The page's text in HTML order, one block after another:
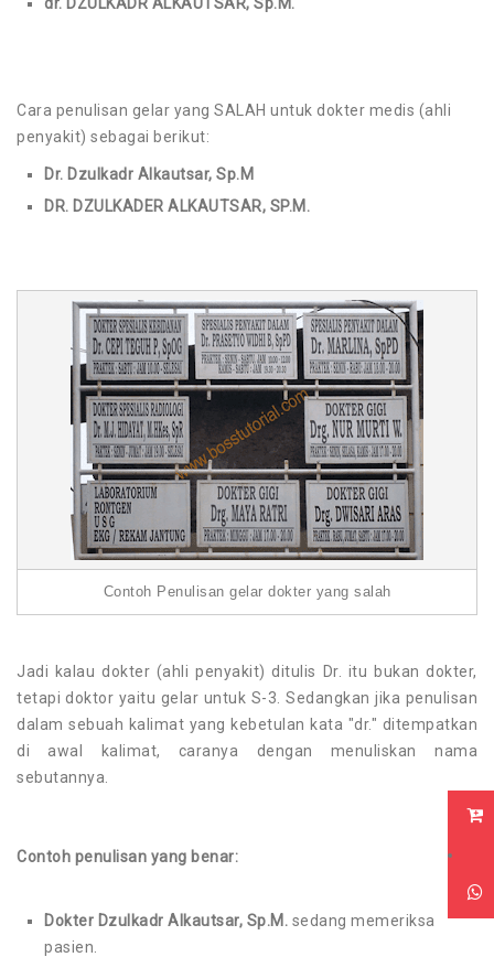
Cara penulisan gelar yang SALAH untuk dokter medis (ahli
penyakit) sebagai berikut:
Dr. Dzulkadr Alkautsar, Sp.M
DR. DZULKADER ALKAUTSAR, SP.M.
Contoh Penulisan gelar dokter yang salah
Jadi kalau dokter (ahli penyakit) ditulis Dr. itu bukan dokter,
tetapi doktor yaitu gelar untuk S-3. Sedangkan jika penulisan
dalam sebuah kalimat yang kebetulan kata "dr." ditempatkan
di awal kalimat, caranya dengan menuliskan nama
sebutannya.
Contoh penulisan yang benar:
Dokter Dzulkadr Alkautsar, Sp.M. sedang memeriksa
pasien.